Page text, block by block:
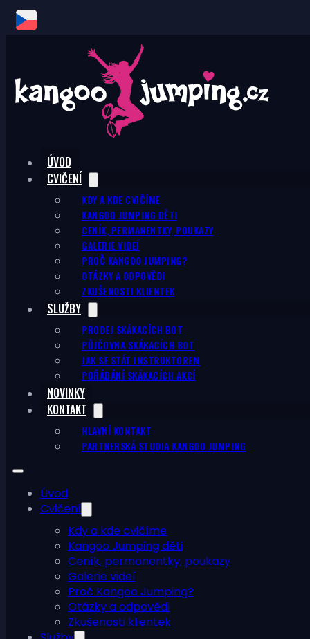
ÚVOD
CVIČENÍ
KDY A KDE CVIČÍME
KANGOO JUMPING DĚTI
CENÍK, PERMANENTKY, POUKAZY
GALERIE VIDEÍ
PROČ KANGOO JUMPING?
OTÁZKY A ODPOVĚDI
ZKUŠENOSTI KLIENTEK
SLUŽBY
PRODEJ SKÁKACÍCH BOT
PŮJČOVNA SKÁKACÍCH BOT
JAK SE STÁT INSTRUKTOREM
POŘÁDÁNÍ SKÁKACÍCH AKCÍ
NOVINKY
KONTAKT
HLAVNÍ KONTAKT
PARTNERSKÁ STUDIA KANGOO JUMPING
Úvod
Cvičení
Kdy a kde cvičíme
Kangoo Jumping děti
Ceník, permanentky, poukazy
Galerie videí
Proč Kangoo Jumping?
Otázky a odpovědi
Zkušenosti klientek